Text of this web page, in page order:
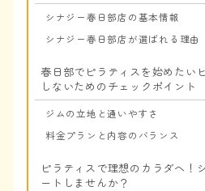
シナジー春日部店の基本情報
シナジー春日部店が選ばれる理由
春日部でピラティスを始めたい
しないためのチェックポイント
ジムの立地と通いやすさ
料金プランと内容のバランス
ピラティスで理想のカラダへ！
ートしませんか？